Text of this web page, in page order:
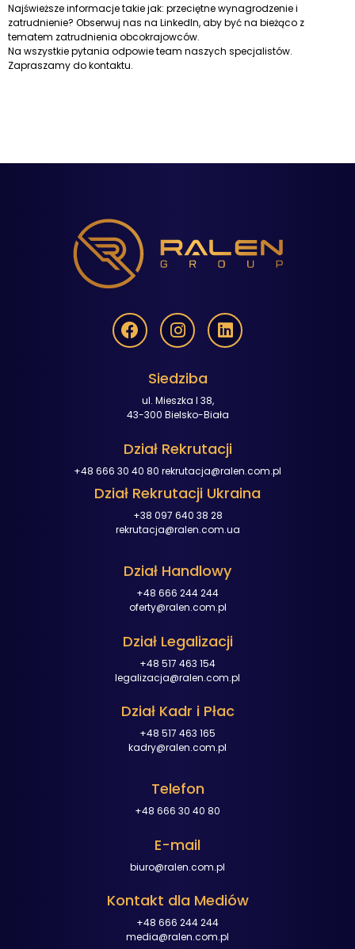
Najświeższe informacje takie jak: przeciętne wynagrodzenie i
zatrudnienie? Obserwuj nas na LinkedIn, aby być na bieżąco z
tematem zatrudnienia obcokrajowców.
Na wszystkie pytania odpowie team naszych specjalistów.
Zapraszamy dokontaktu.
Siedziba
ul. Mieszka I 38,
43-300 Bielsko-Biała
Dział Rekrutacji
+48 666 30 40 80 rekrutacja@ralen.com.pl
Dział Rekrutacji Ukraina
+38 097 640 38 28
rekrutacja@ralen.com.ua
Dział Handlowy
+48 666 244 244
oferty@ralen.com.pl
Dział Legalizacji
+48 517 463 154
legalizacja@ralen.com.pl
Dział Kadr i Płac
+48 517 463 165
kadry@ralen.com.pl
Telefon
+48 666 30 40 80
E-mail
biuro@ralen.com.pl
Kontakt dla Mediów
+48 666 244 244
media@ralen.com.pl